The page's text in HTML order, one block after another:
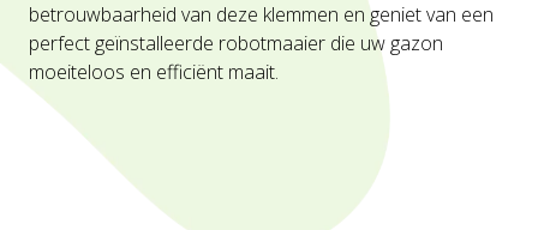
betrouwbaarheid van deze klemmen en geniet van een
perfect geïnstalleerde robotmaaier die uw gazon
moeiteloos en efficiënt maait.